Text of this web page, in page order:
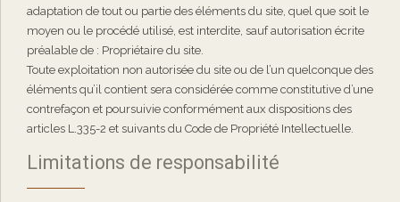
adaptation de tout ou partie des éléments du site, quel que soit le
moyen ou le procédé utilisé, est interdite, sauf autorisation écrite
préalable de : Propriétaire du site.
Toute exploitation non autorisée du site ou de l’un quelconque des
éléments qu’il contient sera considérée comme constitutive d’une
contrefaçon et poursuivie conformément aux dispositions des
articles L.335-2 et suivants du Code de Propriété Intellectuelle.
Limitations de responsabilité